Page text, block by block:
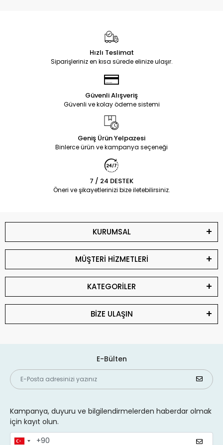
Hızlı Teslimat
Siparişleriniz en kısa sürede elinize ulaşır.
Güvenli Alışveriş
Güvenli ve kolay ödeme sistemi
Geniş Ürün Yelpazesi
Binlerce ürün ve kampanya seçeneği
7 / 24 DESTEK
Öneri ve şikayetlerinizi bize iletebilirsiniz.
KURUMSAL
MÜŞTERİ HİZMETLERİ
KATEGORİLER
BİZE ULAŞIN
E-Bülten
Kampanya, duyuru ve bilgilendirmelerden haberdar olmak
için kayıt olun.